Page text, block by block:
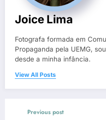
Joice Lima
Fotografa formada em
Propaganda pela UEMG,
desde a minha infância.
View All Posts
Previous post